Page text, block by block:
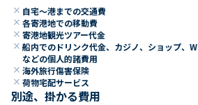
close 自宅～港までの交通費
close 各寄港地での移動費
close 寄港地観光ツアー代金
close 船内でのドリンク代金、カジノ、ショップ、
などの個人的諸費用
close 海外旅行傷害保険
close 荷物宅配サービス
別途、掛かる費用